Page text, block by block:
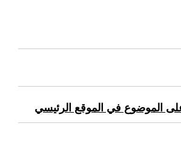
الموضوع في الموقع الرئيسي